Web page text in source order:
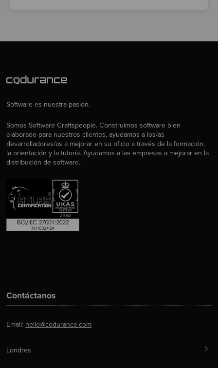
Software es nuestra pasión.
Somos Software Craftspeople. Construimos software bien
elaborado para nuestros clientes, ayudamos a los/as
desarrolladores/as a mejorar en su oficio a través de la formación,
la orientación y la tutoría. Ayudamos a las empresas a mejorar en la
distribución de software.
Contáctanos
Email: hello@codurance.com
Londres